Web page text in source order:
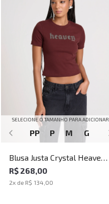
SELECIONE O TAMANHO PARA ADICIONAR
PP P M G
Blusa Justa Crystal Heaven
Bordo John John Feminina
R$ 268,00
2x de R$ 134,00